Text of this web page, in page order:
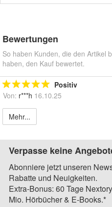
Bewertungen
So haben Kunden, die den Artikel
haben, den Kauf bewertet.
Positiv
Von: r***h 16.10.25
Mehr...
Verpasse keine
Abonniere jetzt unseren
Rabatte und Neuigkeiten.
Extra-Bonus: 60 Tage
Mio. Hörbücher & E-Books.*